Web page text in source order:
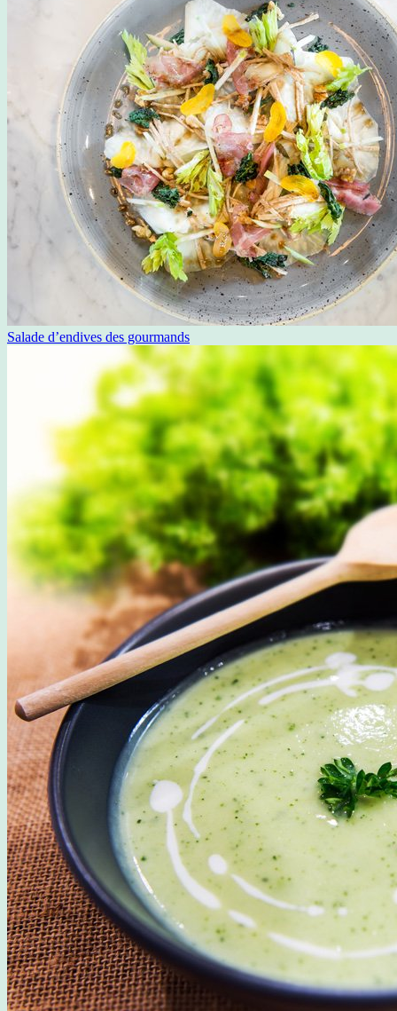
Salade d’endives des gourmands